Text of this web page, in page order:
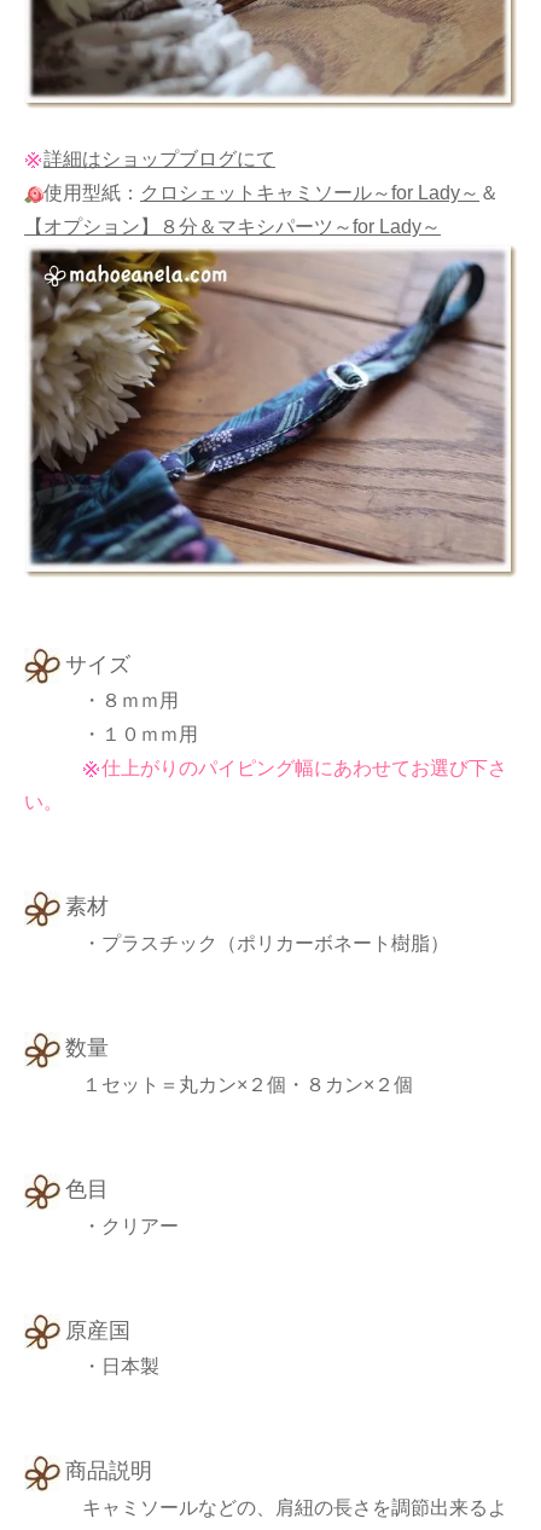
詳細はショップブログにて
使用型紙： クロシェットキャミソール～for Lady～ ＆
【オプション】８分＆マキシパーツ～for Lady～
サイズ
・８ｍｍ用
・１０ｍｍ用
仕上がりのパイピング幅にあわせてお選び下さ
い。
素材
・プラスチック（ポリカーボネート樹脂）
数量
１セット＝丸カン×２個・８カン×２個
色目
・クリアー
原産国
・日本製
商品説明
キャミソールなどの、肩紐の長さを調節出来るよ